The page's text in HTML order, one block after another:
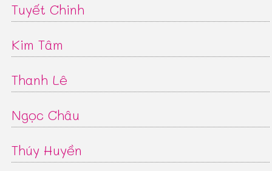
Tuyết Chinh
Kim Tâm
Thanh Lê
Ngọc Châu
Thúy Huyền